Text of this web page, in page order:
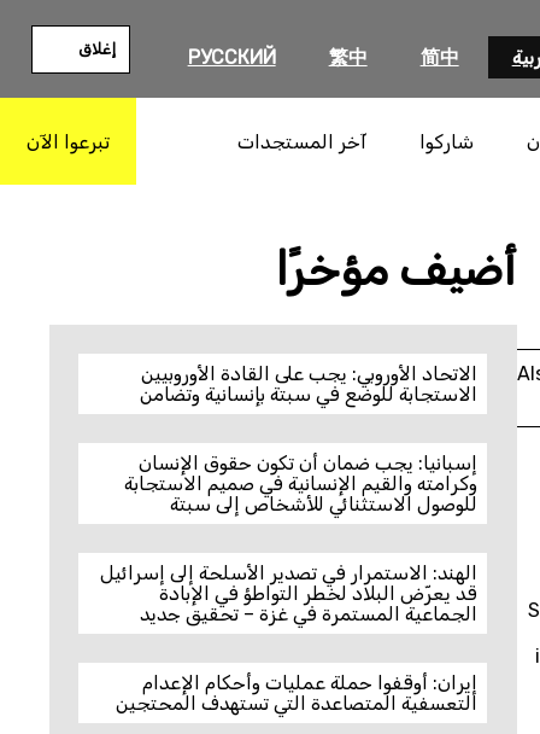
简中
繁中
РУССКИЙ إغلاق
شاركوا آخر المستجدات تبرعوا الآن
أضيف مؤخرًا
الاتحاد الأوروبي: يجب على القادة الأوروبيين
الاستجابة للوضع في سبتة بإنسانية وتضامن
إسبانيا: يجب ضمان أن تكون حقوق الإنسان
وكرامته والقيم الإنسانية في صميم الاستجابة
للوصول الاستثنائي للأشخاص إلى سبتة
الهند: الاستمرار في تصدير الأسلحة إلى إسرائيل
قد يعرّض البلاد لخطر التواطؤ في الإبادة
الجماعية المستمرة في غزة – تحقيق جديد
إيران: أوقفوا حملة عمليات وأحكام الإعدام
التعسفية المتصاعدة التي تستهدف المحتجين